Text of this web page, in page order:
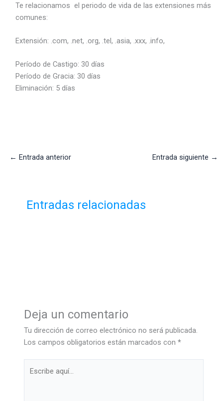
Te relacionamos el periodo de vida de las extensiones más
comunes:
Extensión: .com, .net, .org, .tel, .asia, .xxx, .info,
Período de Castigo: 30 días
Período de Gracia: 30 días
Eliminación: 5 días
← Entrada anterior Entrada siguiente →
Entradas relacionadas
Deja un comentario
Tu dirección de correo electrónico no será publicada.
Los campos obligatorios están marcados con *
aquí...